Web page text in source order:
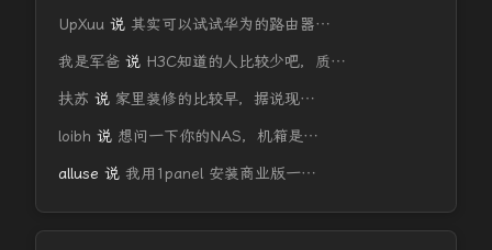
UpXuu 说 其实可以试试华为的路由器…
我是军爸 说 H3C知道的人比较少吧，质…
扶苏 说 家里装修的比较早，据说现…
loibh 说 想问一下你的NAS，机箱是…
alluse 说 我用1panel 安装商业版一…